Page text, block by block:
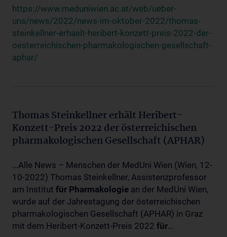
https://www.meduniwien.ac.at/web/ueber-
uns/news/2022/news-im-oktober-2022/thomas-
steinkellner-erhaelt-heribert-konzett-preis-2022-der-
oesterreichischen-pharmakologischen-gesellschaft-
aphar/
Thomas Steinkellner erhält Heribert-
Konzett-Preis 2022 der österreichischen
pharmakologischen Gesellschaft (APHAR)
...Alle News – Menschen der MedUni Wien (Wien, 12-
10-2022) Thomas Steinkellner, Assistenzprofessor
am Institut für Pharmakologie an der MedUni Wien,
wurde auf der Jahrestagung der österreichischen
pharmakologischen Gesellschaft (APHAR) in Graz
mit dem Heribert-Konzett-Preis 2022 für...